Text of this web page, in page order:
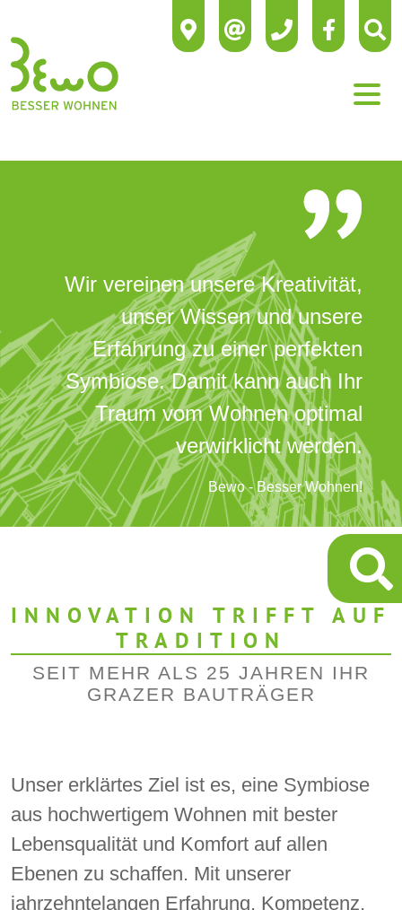
Wir vereinen unsere Kreativität,
unser Wissen und unsere
Erfahrung zu einer perfekten
Symbiose. Damit kann auch Ihr
Traum vom Wohnen optimal
verwirklicht werden.
Bewo - Besser Wohnen!
INNOVATION TRIFFT AUF
TRADITION
SEIT MEHR ALS 25 JAHREN IHR
GRAZER BAUTRÄGER
Unser erklärtes Ziel ist es, eine Symbiose
aus hochwertigem Wohnen mit bester
Lebensqualität und Komfort auf allen
Ebenen zu schaffen. Mit unserer
jahrzehntelangen Erfahrung, Kompetenz,